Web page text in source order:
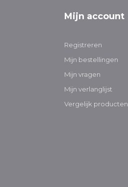
Mijn account
Registreren
Mijn bestellingen
Mijn vragen
Mijn verlanglijst
Vergelijk producten